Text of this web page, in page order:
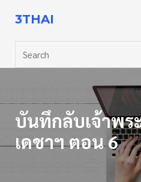
content
3THAI
บันทึกลับเจ้าพร
เดชาฯ ตอน 6